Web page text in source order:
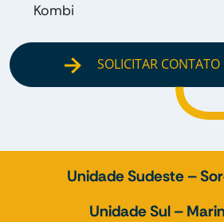
Kombi
SOLICITAR CONTATO
Unidade Sudeste –
Unidade Sul –